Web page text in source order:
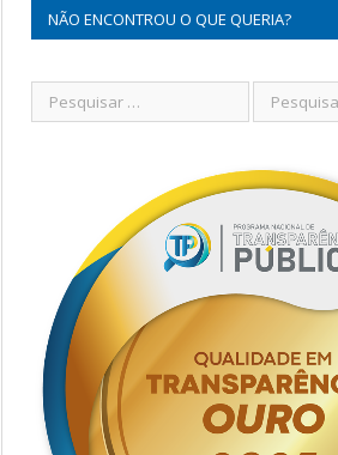
NÃO ENCONTROU O QUE QUERIA?